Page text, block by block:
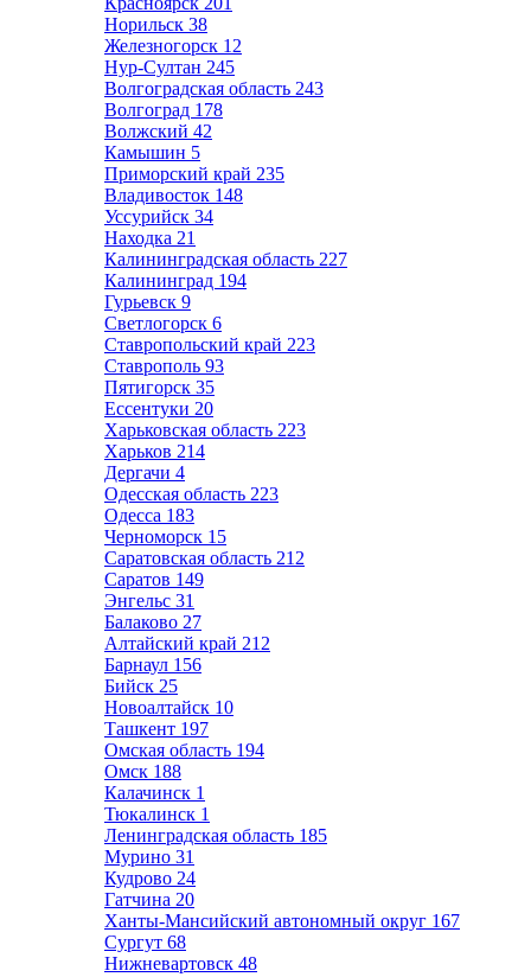
Норильск 38
Железногорск 12
Нур-Султан 245
Волгоградская область 243
Волгоград 178
Волжский 42
Камышин 5
Приморский край 235
Владивосток 148
Уссурийск 34
Находка 21
Калининградская область 227
Калининград 194
Гурьевск 9
Светлогорск 6
Ставропольский край 223
Ставрополь 93
Пятигорск 35
Ессентуки 20
Харьковская область 223
Харьков 214
Дергачи 4
Одесская область 223
Одесса 183
Черноморск 15
Саратовская область 212
Саратов 149
Энгельс 31
Балаково 27
Алтайский край 212
Барнаул 156
Бийск 25
Новоалтайск 10
Ташкент 197
Омская область 194
Омск 188
Калачинск 1
Тюкалинск 1
Ленинградская область 185
Мурино 31
Кудрово 24
Гатчина 20
Ханты-Мансийский автономный округ 167
Сургут 68
Нижневартовск 48